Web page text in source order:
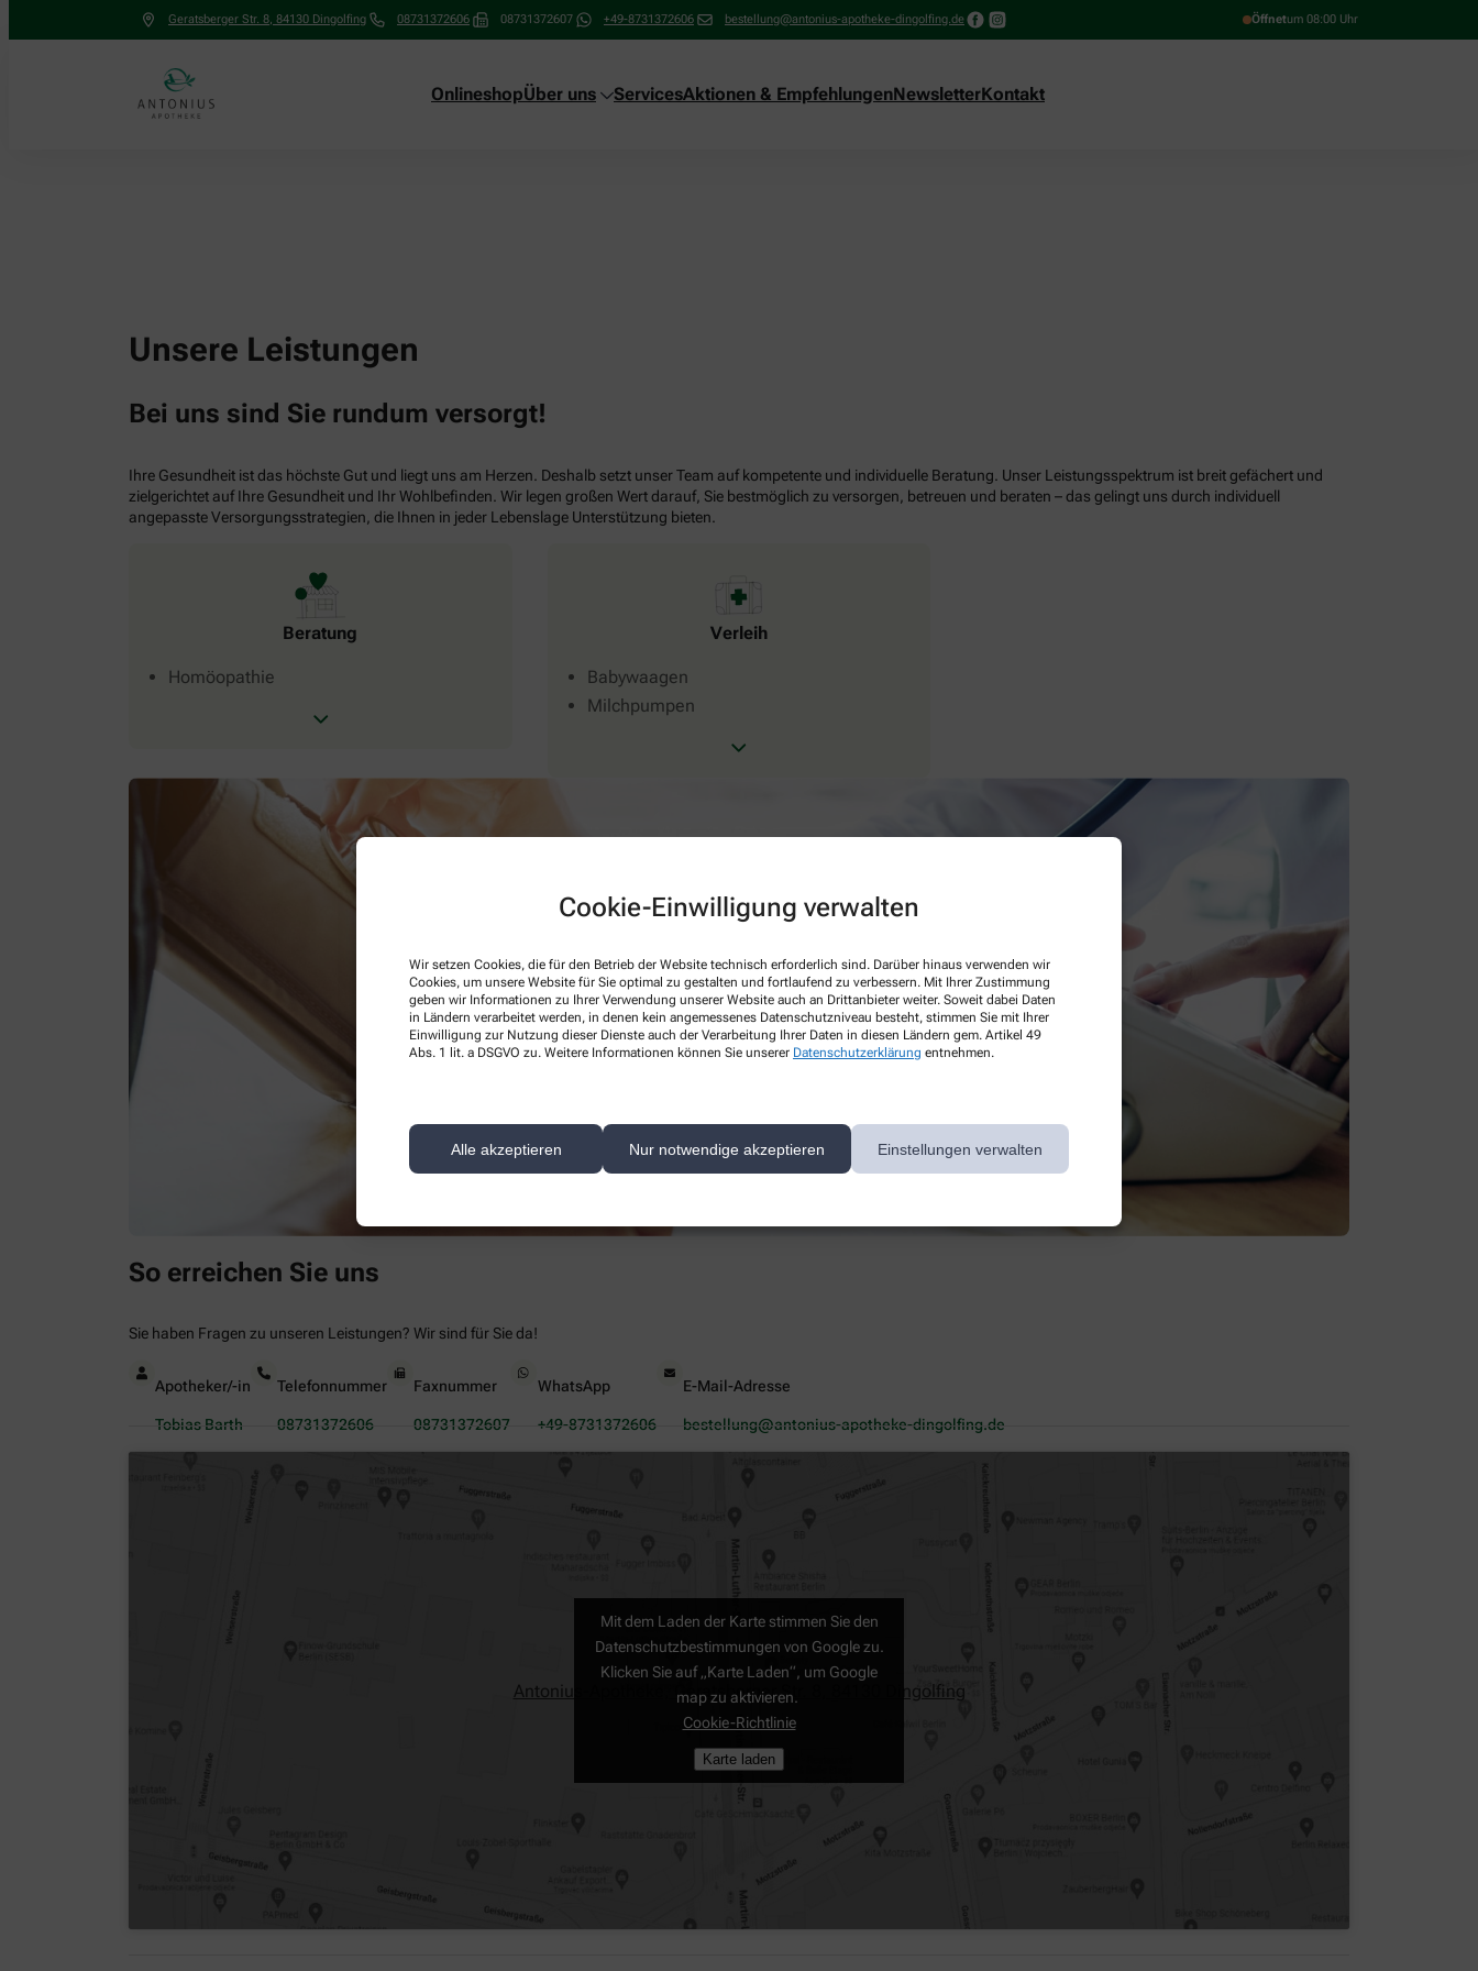
Cookie-Einwilligung verwalten
Wir setzen Cookies, die für den Betrieb der Website technisch erforderlich sind. Darüber hinaus verwenden wir
Cookies, um unsere Website für Sie optimal zu gestalten und fortlaufend zu verbessern. Mit Ihrer Zustimmung
geben wir Informationen zu Ihrer Verwendung unserer Website auch an Drittanbieter weiter. Soweit dabei Daten
in Ländern verarbeitet werden, in denen kein angemessenes Datenschutzniveau besteht, stimmen Sie mit Ihrer
Einwilligung zur Nutzung dieser Dienste auch der Verarbeitung Ihrer Daten in diesen Ländern gem. Artikel 49
Abs. 1 lit. a DSGVO zu. Weitere Informationen können Sie unserer Datenschutzerklärung entnehmen.
Alle akzeptieren Nur notwendige akzeptieren Einstellungen verwalten
Geratsberger Str. 8, 84130 Dingolfing 08731372606 08731372607 +49-8731372606 bestellung@antonius-apotheke-dingolfing.de Öffnetum 08:00 Uhr
OnlineshopÜber uns ServicesAktionen & EmpfehlungenNewsletterKontakt
Unsere Leistungen
Bei uns sind Sie rundum versorgt!
Ihre Gesundheit ist das höchste Gut und liegt uns am Herzen. Deshalb setzt unser Team auf kompetente und individuelle Beratung. Unser Leistungsspektrum ist breit gefächert und
zielgerichtet auf Ihre Gesundheit und Ihr Wohlbefinden. Wir legen großen Wert darauf, Sie bestmöglich zu versorgen, betreuen und beraten – das gelingt uns durch individuell
angepasste Versorgungsstrategien, die Ihnen in jeder Lebenslage Unterstützung bieten.
Beratung
Homöopathie
Verleih
Babywaagen
Milchpumpen
So erreichen Sie uns
Sie haben Fragen zu unseren Leistungen? Wir sind für Sie da!
Apotheker/-in
Tobias Barth
Telefonnummer
08731372606
Faxnummer
08731372607
WhatsApp
+49-8731372606
E-Mail-Adresse
bestellung@antonius-apotheke-dingolfing.de
Antonius-Apotheke, Geratsberger Str. 8, 84130 Dingolfing
Mit dem Laden der Karte stimmen Sie den
Datenschutzbestimmungen von Google zu.
Klicken Sie auf „Karte Laden“, um Google
map zu aktivieren.
Cookie-Richtlinie
Karte laden